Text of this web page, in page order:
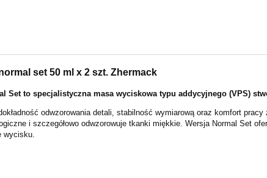
set 50 ml x 2 szt. Zhermack
Set to specjalistyczna masa wyciskowa typu addycyjnego (VPS)
odwzorowania detali, stabilność wymiarową oraz komfort
i szczegółowo odwzorowuje tkanki miękkie. Wersja Normal Set
wycisku.